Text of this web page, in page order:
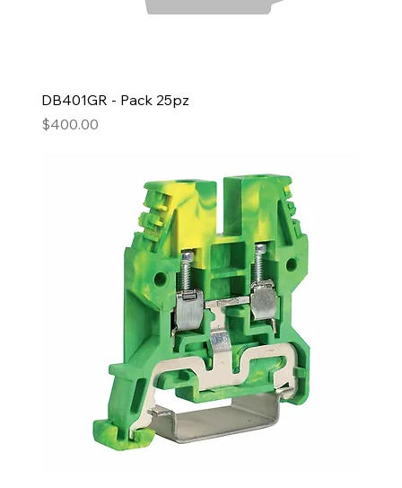
DB401GR - Pack 25pz
Precio
$400.00